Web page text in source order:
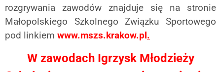
rozgrywania zawodów znajduje się na stronie
Małopolskiego Szkolnego Związku Sportowego
pod linkiem www.mszs.krakow.pl .
W zawodach Igrzysk Młodzieży